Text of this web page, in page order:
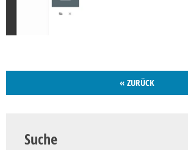
« ZURÜCK
Suche